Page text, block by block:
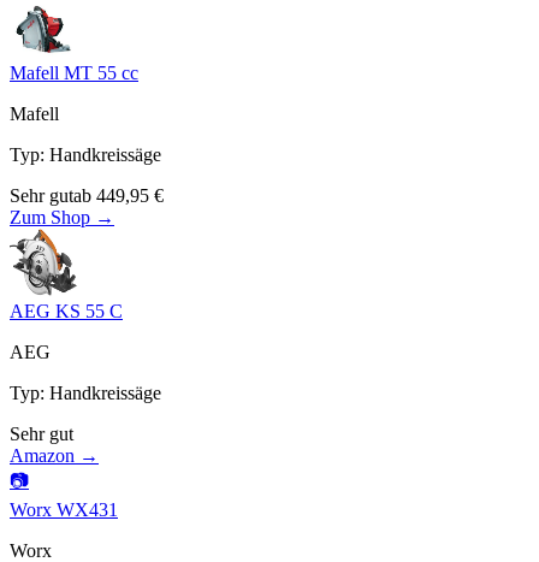
Mafell MT 55 cc
Mafell
Typ: Handkreissäge
Sehr gutab 449,95 €
Zum Shop →
AEG KS 55 C
AEG
Typ: Handkreissäge
Sehr gut
Amazon →
📷
Worx WX431
Worx